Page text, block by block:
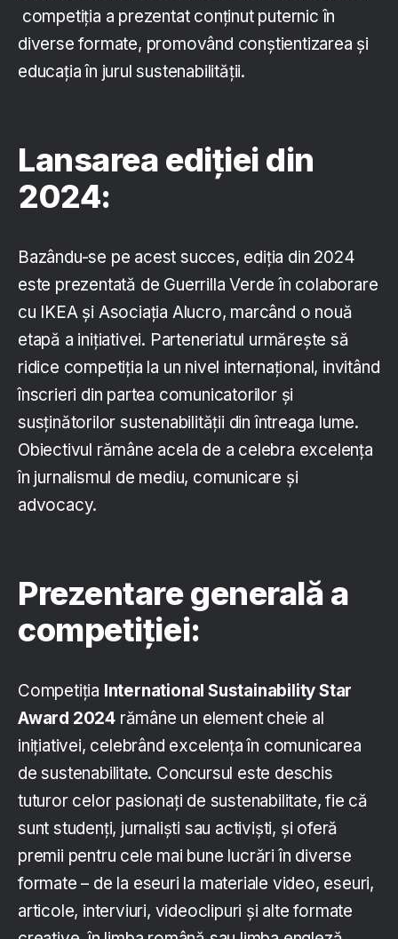
competiția a prezentat conținut puternic în
diverse formate, promovând conștientizarea și
educația în jurul sustenabilității.
Lansarea ediției din
2024:
Bazându-se pe acest succes, ediția din 2024
este prezentată de Guerrilla Verde în colaborare
cu IKEA și Asociația Alucro, marcând o nouă
etapă a inițiativei. Parteneriatul urmărește să
ridice competiția la un nivel internațional, invitând
înscrieri din partea comunicatorilor și
susținătorilor sustenabilității din întreaga lume.
Obiectivul rămâne acela de a celebra excelența
în jurnalismul de mediu, comunicare și
advocacy.
Prezentare generală a
competiției:
Competiția International Sustainability Star
Award 2024 rămâne un element cheie al
inițiativei, celebrând excelența în comunicarea
de sustenabilitate. Concursul este deschis
tuturor celor pasionați de sustenabilitate, fie că
sunt studenți, jurnaliști sau activiști, și oferă
premii pentru cele mai bune lucrări în diverse
formate – de la eseuri la materiale video, eseuri,
articole, interviuri, videoclipuri și alte formate